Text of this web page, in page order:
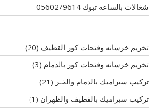
شغالات بالساعه تبوك 0560279614
تخريم خرسانه وفتحات كور القطيف (20)
تخريم خرسانه وفتحات كور بالدمام (3)
تركيب سيراميك بالدمام والخبر (21)
تركيب سيراميك بالقطيف والظهران (1)